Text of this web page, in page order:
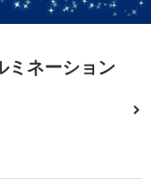
ミネーション